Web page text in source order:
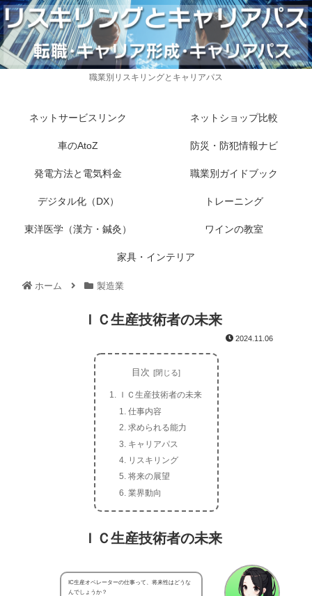
職業別リスキリングとキャリアパス
ネットサービスリンク ネットショップ比較
車のAtoZ 防災・防犯情報ナビ
発電方法と電気料金 職業別ガイドブック
デジタル化（DX） トレーニング
東洋医学（漢方・鍼灸） ワインの教室
家具・インテリア
ホーム 製造業
ＩＣ生産技術者の未来
2024.11.06
目次
ＩＣ生産技術者の未来
仕事内容
求められる能力
キャリアパス
リスキリング
将来の展望
業界動向
ＩＣ生産技術者の未来
IC生産オペレーターの仕事って、将来性はどうな
んでしょうか？